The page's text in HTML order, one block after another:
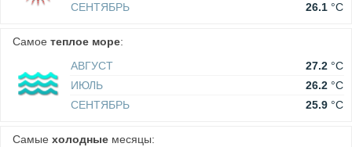
СЕНТЯБРЬ
26.1 °C
Самое теплое море:
АВГУСТ
27.2 °C
ИЮЛЬ
26.2 °C
СЕНТЯБРЬ
25.9 °C
Самые холодные месяцы: